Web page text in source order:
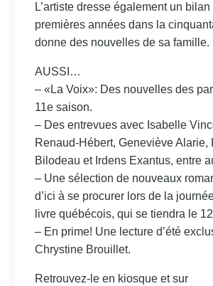
L’artiste dresse également un
premières années dans la
donne des nouvelles de sa famille.
AUSSI…
– «La Voix»: Des nouvelles des
11e saison.
– Des entrevues avec Isabelle
Renaud-Hébert, Geneviève Alarie,
Bilodeau et Irdens Exantus, entre
– Une sélection de nouveaux
d’ici à se procurer lors de la
livre québécois, qui se tiendra le
– En prime! Une lecture d’été
Chrystine Brouillet.
Retrouvez-le en kiosque et sur